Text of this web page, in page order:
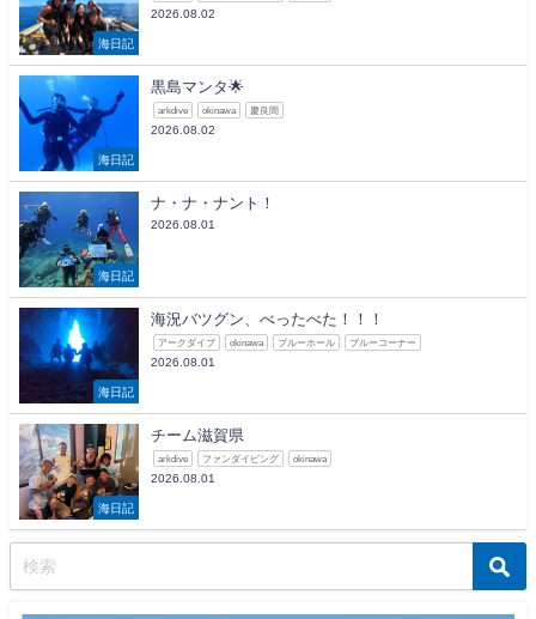
海日記
2026.08.02
海日記
黒島マンタ🌟
arkdive okinawa 慶良間
2026.08.02
海日記
ナ・ナ・ナント！
2026.08.01
海日記
海況バツグン、べったべた！！！
アークダイブ okinawa ブルーホール ブルーコーナー
2026.08.01
海日記
チーム滋賀県
arkdive ファンダイビング okinawa
2026.08.01